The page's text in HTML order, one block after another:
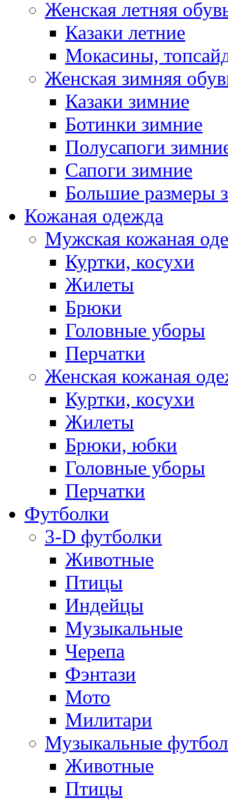
Женская летняя
Казаки летние
Мокасины,
Женская зимняя
Казаки зимние
Ботинки зимние
Полусапоги
Сапоги зимние
Большие размеры
Кожаная одежда
Мужская кожаная
Куртки, косухи
Жилеты
Брюки
Головные уборы
Перчатки
Женская кожаная
Куртки, косухи
Жилеты
Брюки, юбки
Головные уборы
Перчатки
Футболки
3-D футболки
Животные
Птицы
Индейцы
Музыкальные
Черепа
Фэнтази
Мото
Милитари
Музыкальные
Животные
Птицы